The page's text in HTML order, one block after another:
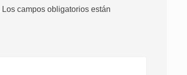
Los campos obligatorios están